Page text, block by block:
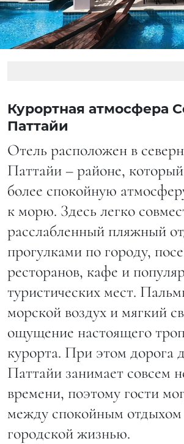
Курортная атмосфера
Паттайи
Отель расположен в
Паттайи – районе,
более спокойную
к морю. Здесь легко
расслабленный пляжный
прогулками по городу,
ресторанов, кафе и
туристических мест.
морской воздух и мягкий
ощущение настоящего
курорта. При этом дорога
Паттайи занимает совсем
времени, поэтому гости
между спокойным отдыхом
городской жизнью.